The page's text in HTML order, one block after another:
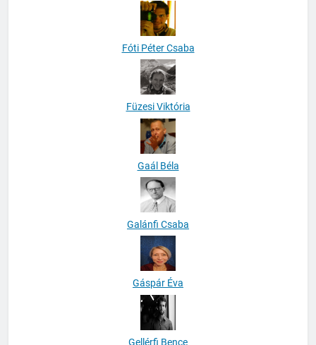
Fóti Péter Csaba
Füzesi Viktória
Gaál Béla
Galánfi Csaba
Gáspár Éva
Gellérfi Bence